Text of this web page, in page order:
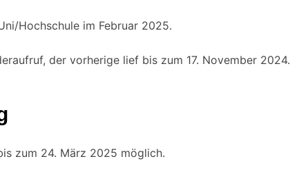
Hochschule im Februar 2025.
der vorherige lief bis zum 17. November 2024.
zum 24. März 2025 möglich.